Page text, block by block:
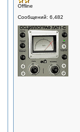
Offline
Сообщений: 6,482